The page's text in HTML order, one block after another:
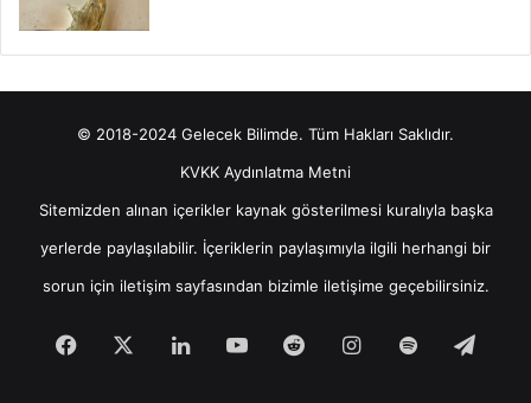
© 2018-2024 Gelecek Bilimde. Tüm Hakları Saklıdır.
KVKK Aydınlatma Metni
Sitemizden alınan içerikler kaynak gösterilmesi kuralıyla başka
yerlerde paylaşılabilir. İçeriklerin paylaşımıyla ilgili herhangi bir
sorun için iletişimsayfasından bizimle iletişime geçebilirsiniz.
Facebook LinkedInYouTubeRedditInstagram
Spotify